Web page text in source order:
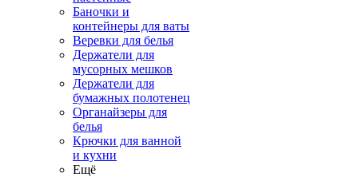
Баночки и
контейнеры для ваты
Веревки для белья
Держатели для
мусорных мешков
Держатели для
бумажных полотенец
Органайзеры для
белья
Крючки для ванной
и кухни
Ещё